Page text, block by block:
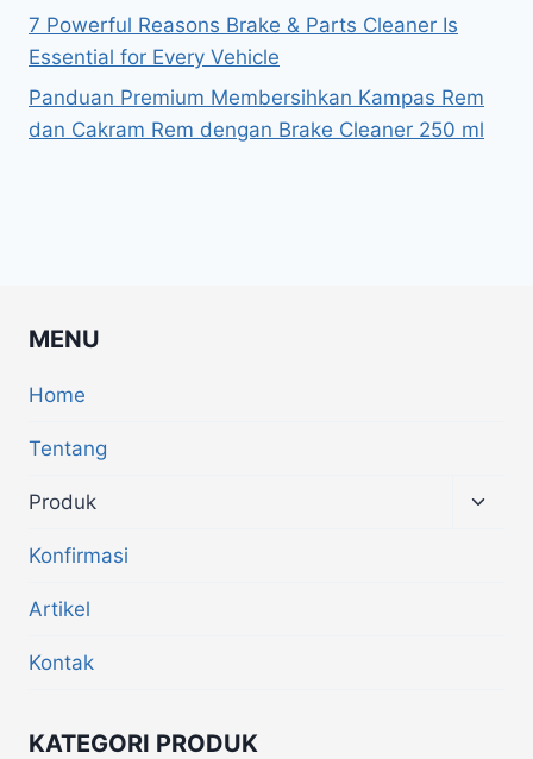
7 Powerful Reasons Brake & Parts Cleaner Is
Essential for Every Vehicle
Panduan Premium Membersihkan Kampas Rem
dan Cakram Rem dengan Brake Cleaner 250 ml
MENU
Home
Tentang
Produk
Konfirmasi
Artikel
Kontak
KATEGORI PRODUK